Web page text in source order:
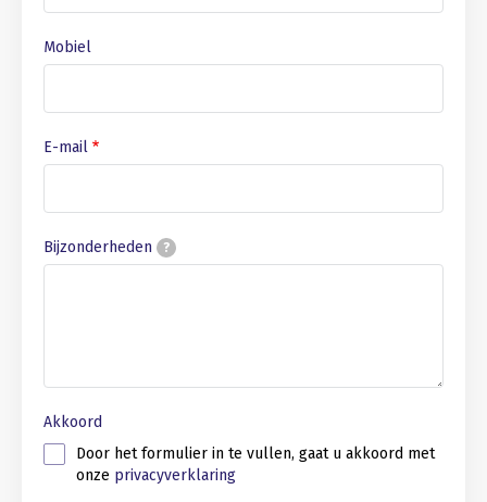
Mobiel
E-mail
Bijzonderheden ?
Akkoord
Door het formulier in te vullen, gaat u akkoord met
onze privacyverklaring